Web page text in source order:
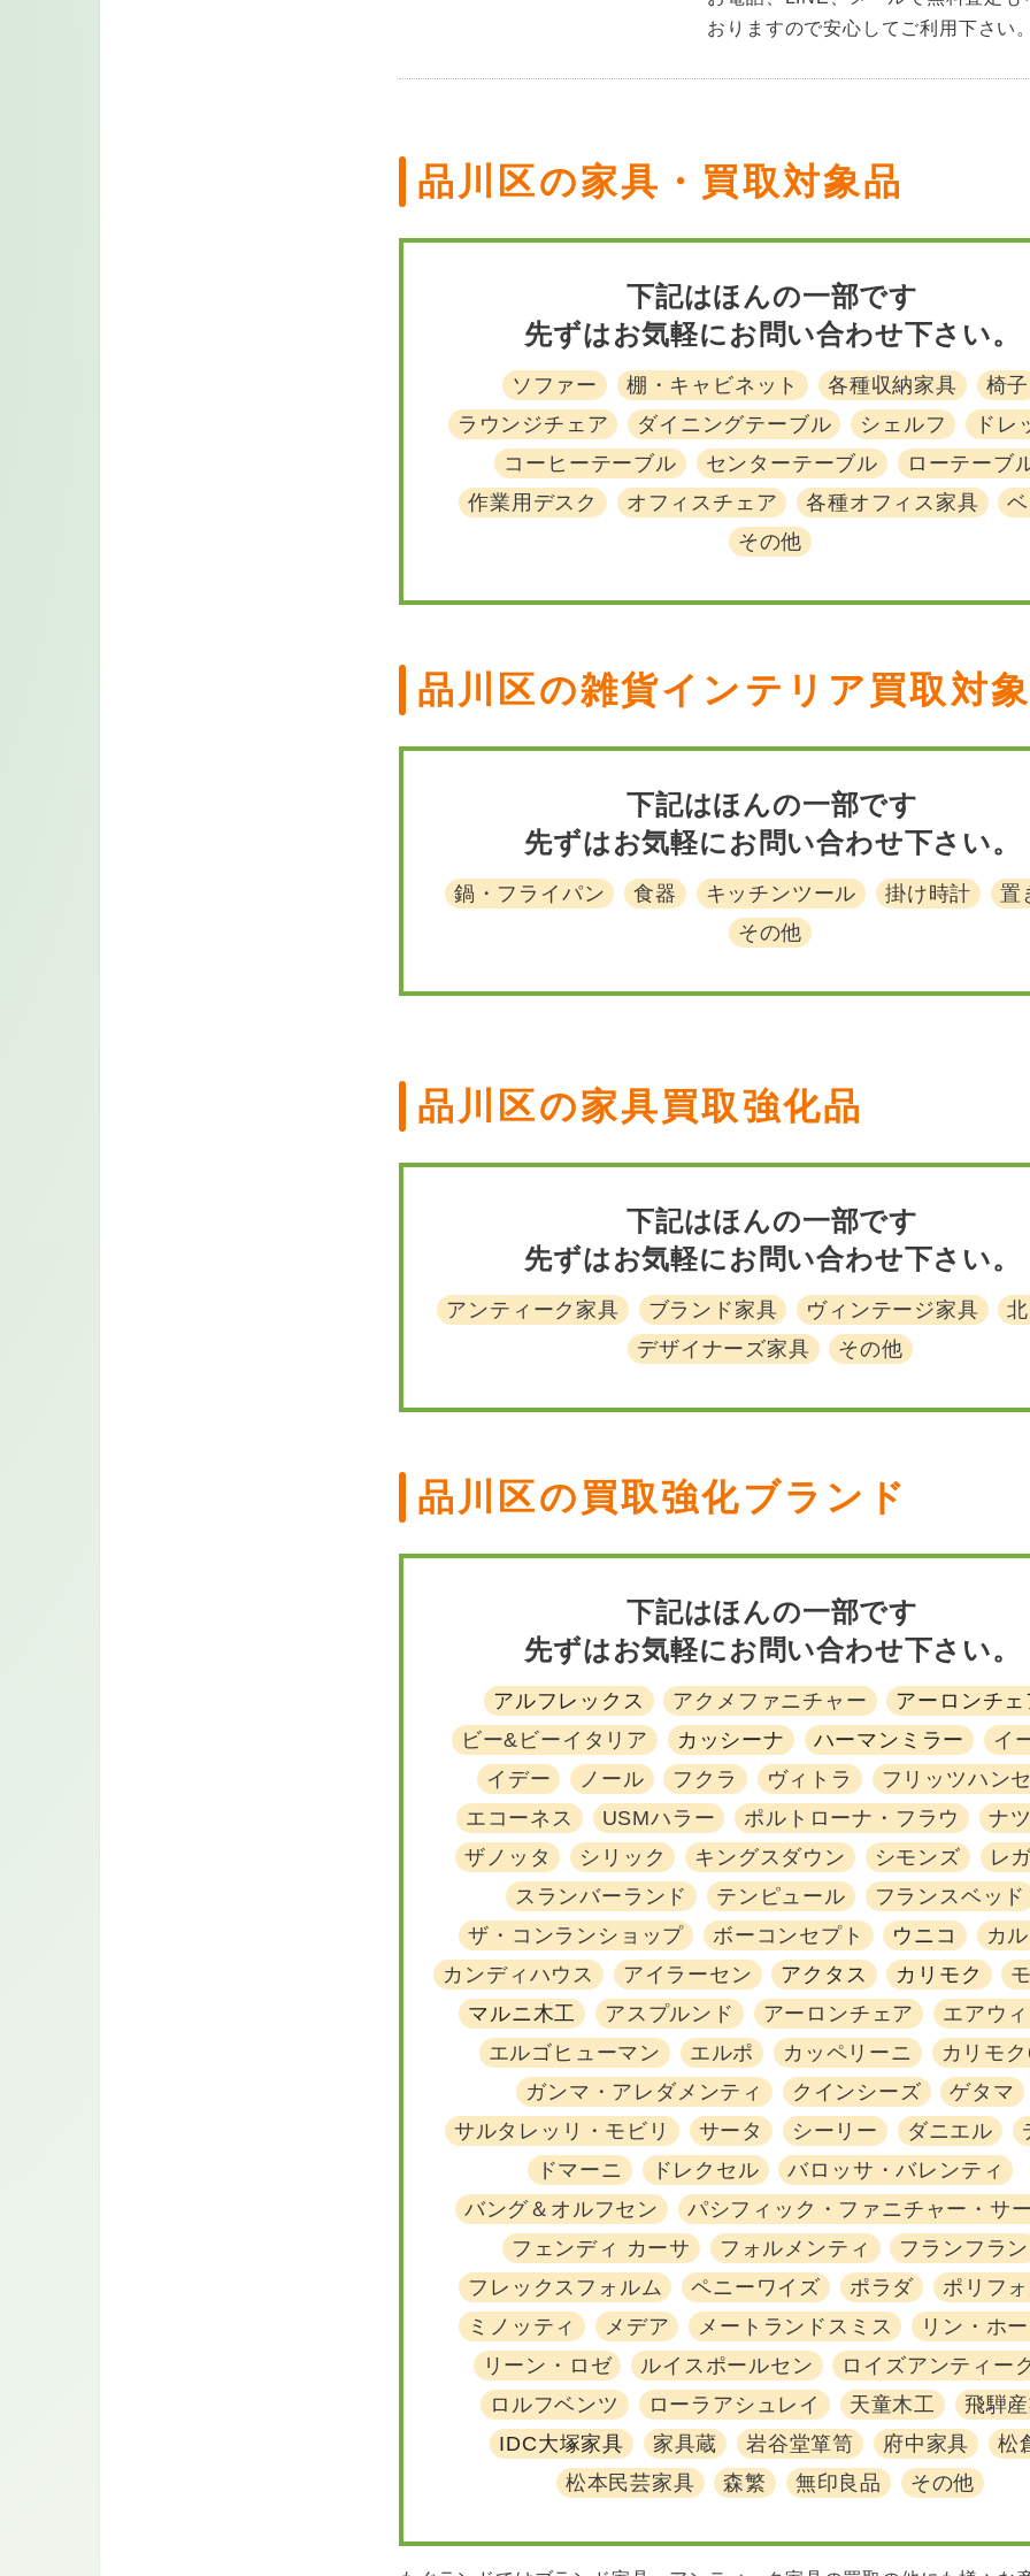
おりますので安心してご利用下さい
品川区の家具・買取対象品
下記はほんの一部です
先ずはお気軽にお問い合わせ下さい。
ソファー 棚・キャビネット 各種収納家具
椅子
ラウンジチェア
ダイニングテーブル シェルフ
ドレ
コーヒーテーブル
センターテーブル
ローテーブ
作業用デスク
オフィスチェア 各種オフィス家具
その他
品川区の雑貨インテリア買取対
下記はほんの一部です
先ずはお気軽にお問い合わせ下さい。
鍋・フライパン 食器 キッチンツール 掛け時計
置
その他
品川区の家具買取強化品
下記はほんの一部です
先ずはお気軽にお問い合わせ下さい。
アンティーク家具 ブランド家具 ヴィンテージ家具
デザイナーズ家具
その他
品川区の買取強化ブランド
下記はほんの一部です
先ずはお気軽にお問い合わせ下さい。
アルフレックス アクメファニチャー
アーロンチェ
ビー&ビーイタリア
カッシーナ ハーマンミラー
イ
イデー
ノール フクラ ヴィトラ
フリッツハン
エコーネス
USMハラー ポルトローナ・フラウ
ナ
ザノッタ
シリック キングスダウン シモンズ
レ
スランバーランド
テンピュール
フランスベッド
ザ・コンランショップ
ボーコンセプト ウニコ
カ
カンディハウス
アイラーセン アクタス カリモク
マルニ木工
アスプルンド アーロンチェア
エアウ
エルゴヒューマン
エルポ カッペリーニ
カリモ
ガンマ・アレダメンティ
クインシーズ
ゲタマ
サルタレッリ・モビリ
サータ シーリー ダニエル
ドマーニ
ドレクセル
バロッサ・バレンティ
バング＆オルフセン
パシフィック・ファニチャー・サ
フェンディ カーサ
フォルメンティ
フランフラン
フレックスフォルム
ペニーワイズ ポラダ
ポリフ
ミノッティ
メデア メートランドスミス
リン・ホ
リーン・ロゼ
ルイスポールセン
ロイズアンティー
ロルフベンツ
ローラアシュレイ 天童木工
飛騨
IDC大塚家具
家具蔵 岩谷堂箪笥 府中家具
松
松本民芸家具
森繁 無印良品 その他